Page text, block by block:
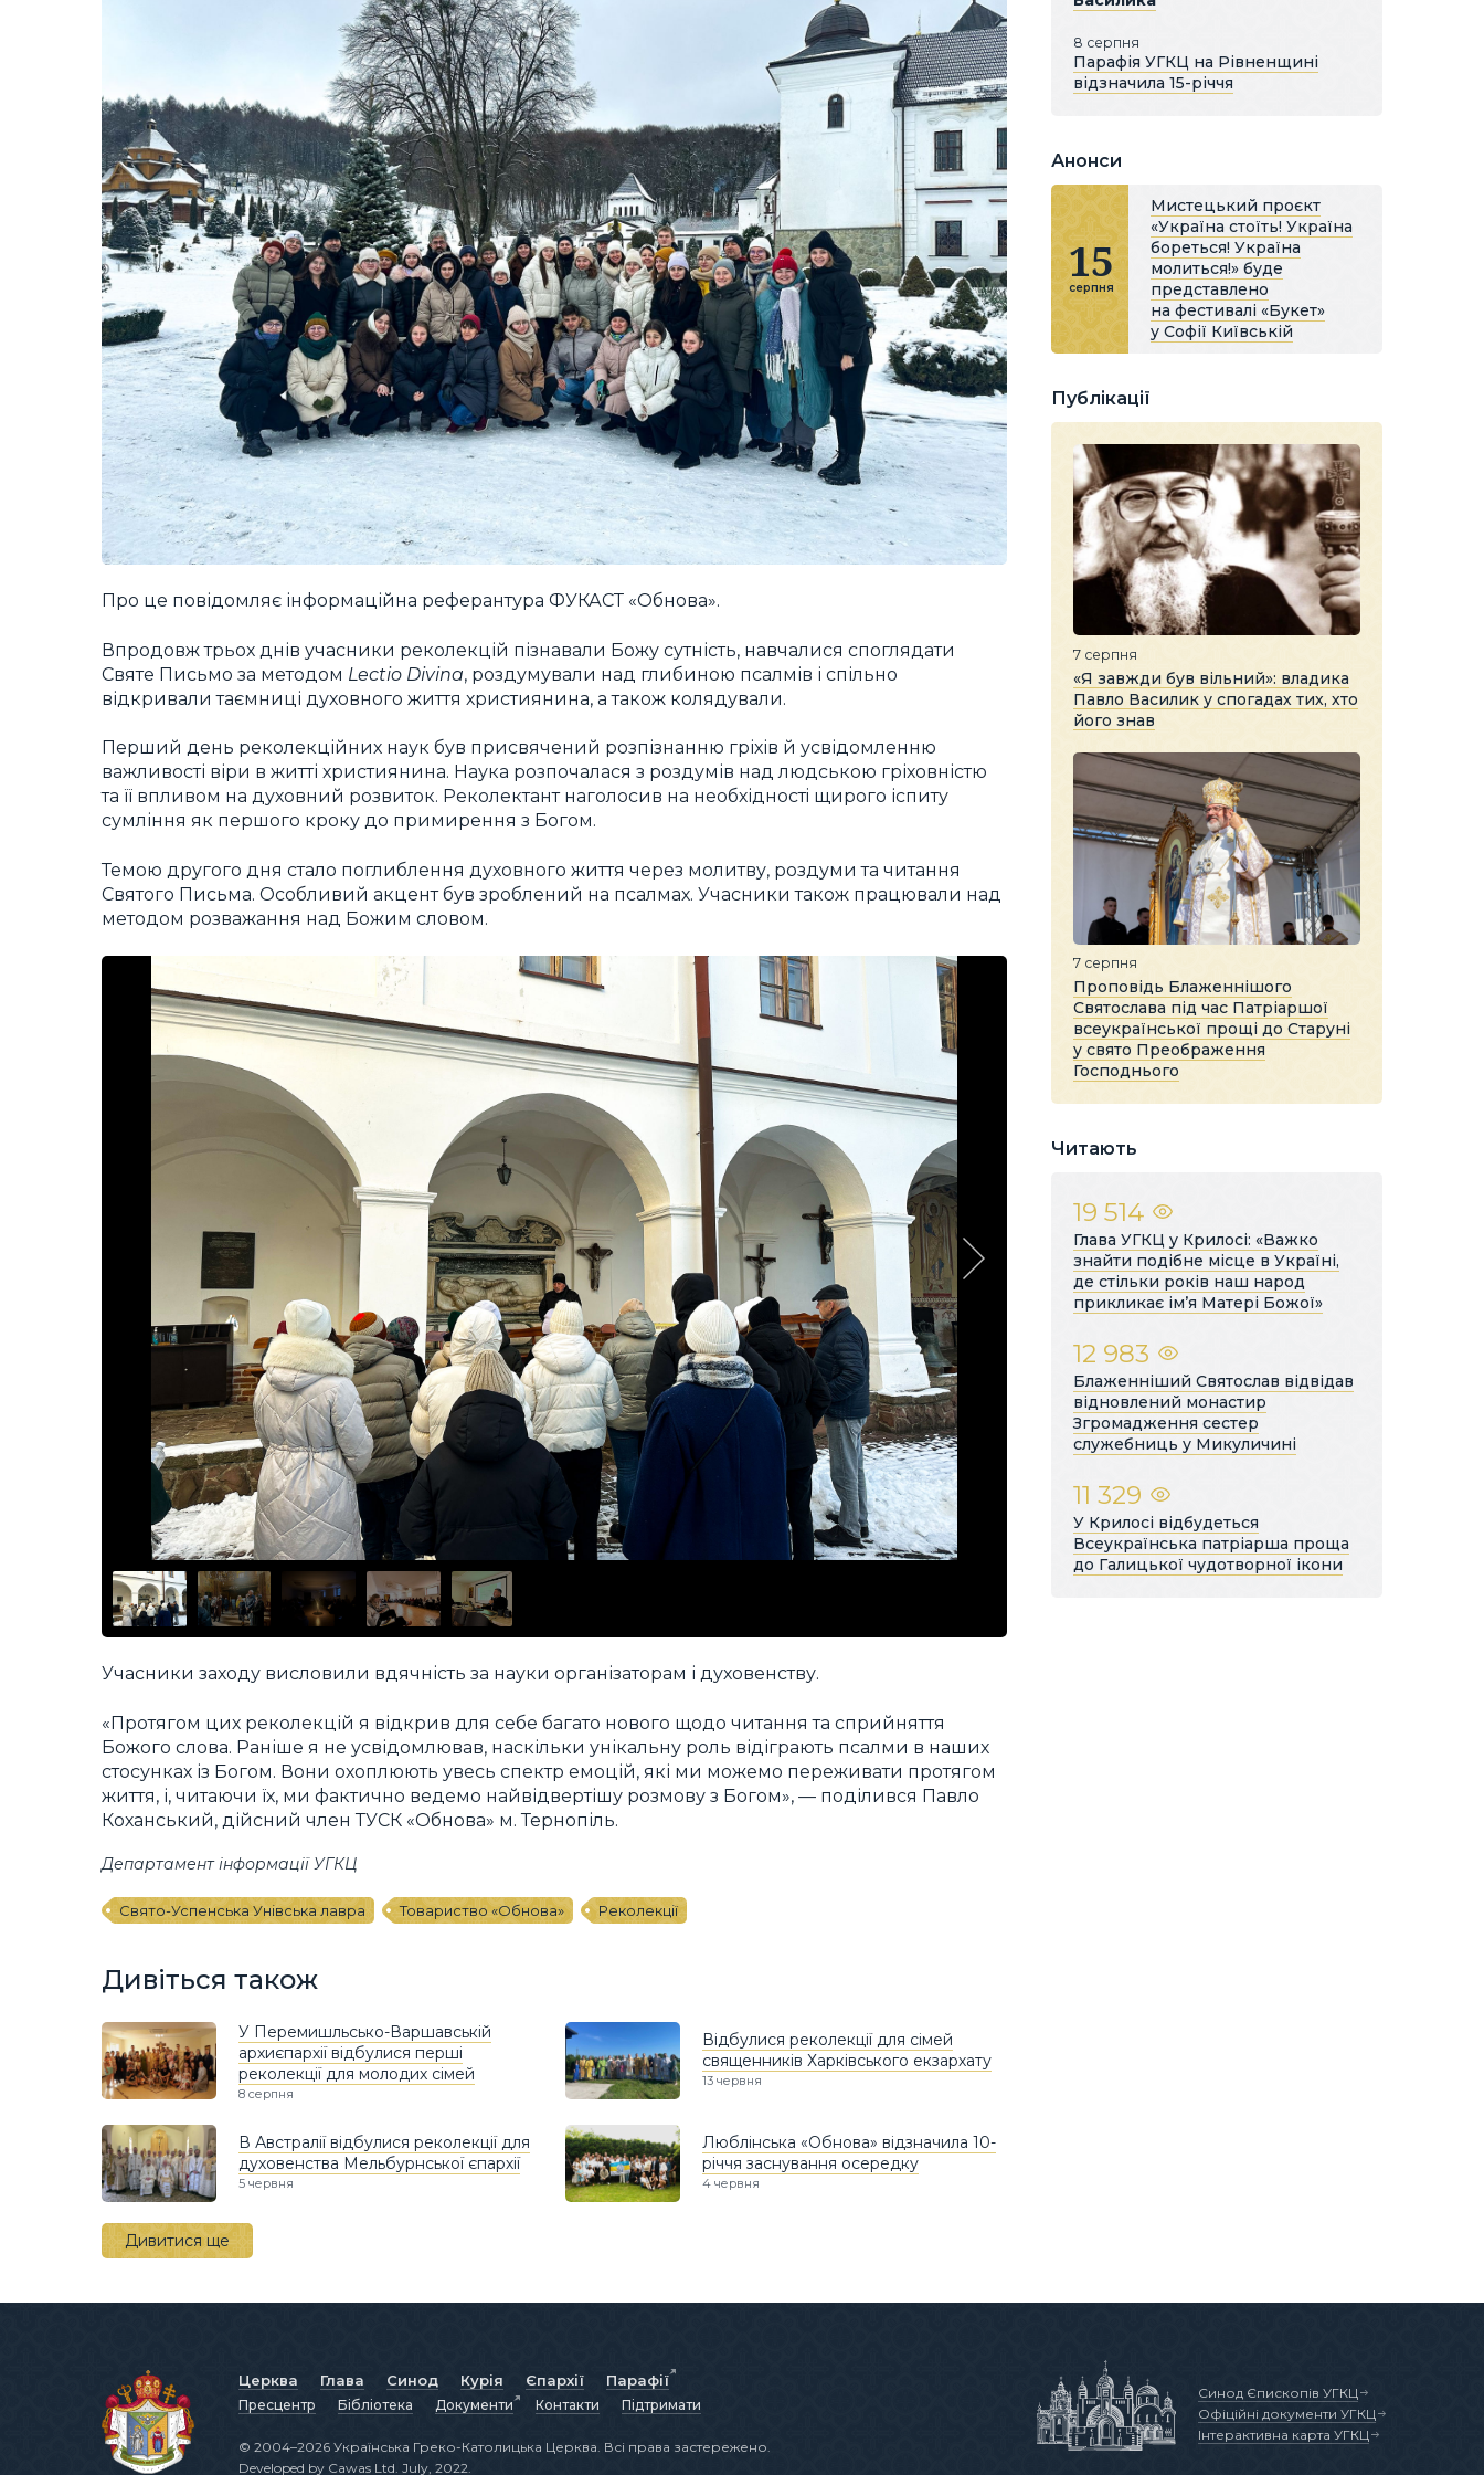
Про це повідомляє інформаційна реферантура ФУКАСТ «Обнова».
Впродовж трьох днів учасники реколекцій пізнавали Божу сутність, навчалися споглядати
Святе Письмо за методом Lectio Divina, роздумували над глибиною псалмів і спільно
відкривали таємниці духовного життя християнина, а також колядували.
Перший день реколекційних наук був присвячений розпізнанню гріхів й усвідомленню
важливості віри в житті християнина. Наука розпочалася з роздумів над людською гріховністю
та її впливом на духовний розвиток. Реколектант наголосив на необхідностi щирого іспиту
сумління як першого кроку до примирення з Богом.
Темою другого дня стало поглиблення духовного життя через молитву, роздуми та читання
Святого Письма. Особливий акцент був зроблений на псалмах. Учасники також працювали над
методом розважання над Божим словом.
Учасники заходу висловили вдячність за науки організаторам і духовенству.
«Протягом цих реколекцій я відкрив для себе багато нового щодо читання та сприйняття
Божого слова. Раніше я не усвідомлював, наскільки унікальну роль відіграють псалми в наших
стосунках із Богом. Вони охоплюють увесь спектр емоцій, які ми можемо переживати протягом
життя, і, читаючи їх, ми фактично ведемо найвідвертішу розмову з Богом», — поділився Павло
Коханський, дійсний член ТУСК «Обнова» м. Тернопіль.
Департамент інформації УГКЦ
Свято-Успенська Унівська лавра Товариство «Обнова» Реколекції
Дивіться також
У Перемишльсько-Варшавській
архиєпархії відбулися перші
реколекції для молодих сімей
8 серпня
Відбулися реколекції для сімей
священників Харківського екзархату
13 червня
В Австралії відбулися реколекції для
духовенства Мельбурнської єпархії
5 червня
Люблінська «Обнова» відзначила 10-
річчя заснування осередку
4 червня
Дивитися ще
8 серпня
Парафія УГКЦ на Рівненщині
відзначила 15-річчя
Анонси
15
серпня
Мистецький проєкт
«Україна стоїть! Україна
бореться! Україна
молиться!» буде
представлено
на фестивалі «Букет»
у Софії Київській
Публікації
7 серпня
«Я завжди був вільний»: владика
Павло Василик у спогадах тих, хто
його знав
7 серпня
Проповідь Блаженнішого
Святослава під час Патріаршої
всеукраїнської прощі до Старуні
у свято Преображення
Господнього
Читають
19 514
Глава УГКЦ у Крилосі: «Важко
знайти подібне місце в Україні,
де стільки років наш народ
прикликає ім’я Матері Божої»
12 983
Блаженніший Святослав відвідав
відновлений монастир
Згромадження сестер
служебниць у Микуличині
11 329
У Крилосі відбудеться
Всеукраїнська патріарша проща
до Галицької чудотворної ікони
Церква Глава Синод Курія Єпархії Парафії
Пресцентр Бібліотека Документи Контакти Підтримати
Синод Єпископів УГКЦ
Офіційні документи УГКЦ
Інтерактивна карта УГКЦ
© 2004–2026 Українська Греко-Католицька Церква. Всі права застережено.
Developed by Cawas Ltd . July, 2022.